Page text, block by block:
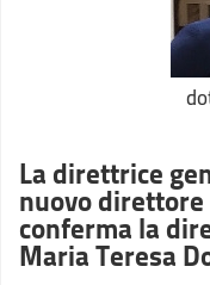
La direttrice
nuovo
conferma la
Maria Teresa